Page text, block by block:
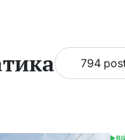
794